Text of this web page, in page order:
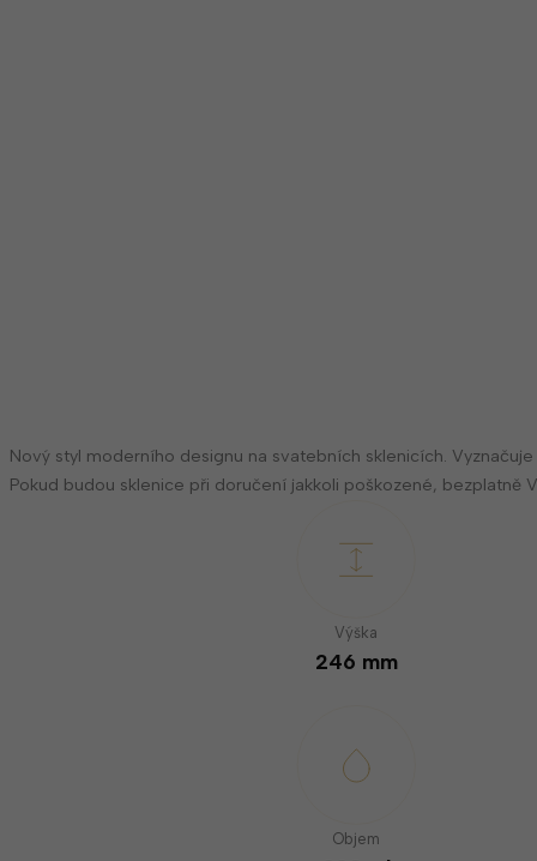
Nový styl moderního designu na svatebních sklenicích.
Pokud budou sklenice při doručení jakkoli poškozené, bezplatně
Výška
246 mm
Objem